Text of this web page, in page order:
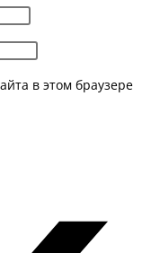
в этом браузере